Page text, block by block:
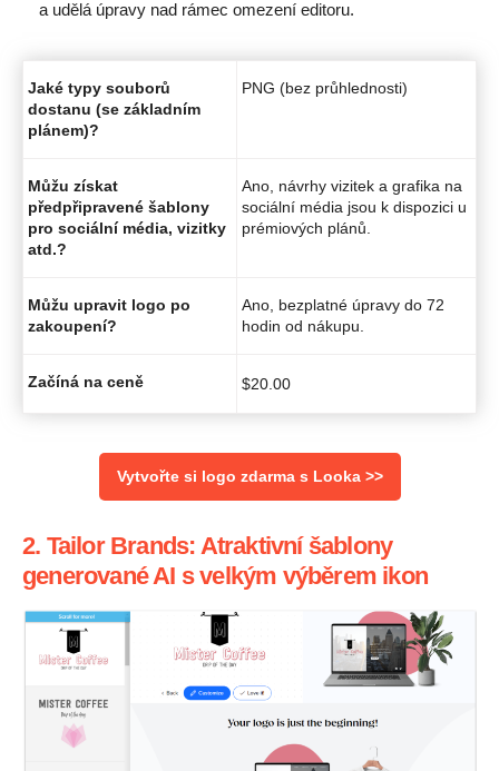
a udělá úpravy nad rámec omezení editoru.
Jaké typy souborů
dostanu (se základním
plánem)?
PNG (bez průhlednosti)
Můžu získat
předpřipravené šablony
pro sociální média, vizitky
atd.?
Ano, návrhy vizitek a grafika na
sociální média jsou k dispozici u
prémiových plánů.
Můžu upravit logo po
zakoupení?
Ano, bezplatné úpravy do 72
hodin od nákupu.
Začíná na ceně $20.00
Vytvořte si logo zdarma s Looka >>
2. Tailor Brands: Atraktivní šablony
generované AI s velkým výběrem ikon